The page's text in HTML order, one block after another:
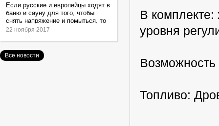
В
уровня
Возможность
Топливо:
Если русские и европейцы ходят в
баню и сауну для того, чтобы
снять напряжение и помыться, то
жители Японии идут туда за
22 ноября 2017
Все новости